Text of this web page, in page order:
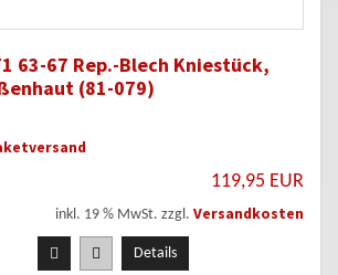
63-67 Rep.-Blech Kniestück,
(81-079)
119,95 EUR
inkl. 19 % MwSt. zzgl. Versandkosten
Details